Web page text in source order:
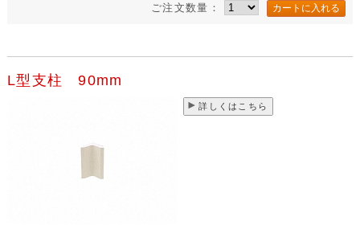
ご注文数量：
L型支柱 90mm
詳しくはこちら